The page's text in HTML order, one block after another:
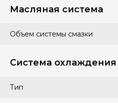
Масляная система
Объем системы смазки
Система охлаждения
Тип